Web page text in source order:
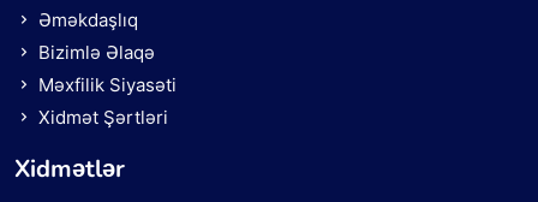
Əməkdaşlıq
Bizimlə Əlaqə
Məxfilik Siyasəti
Xidmət Şərtləri
Xidmətlər